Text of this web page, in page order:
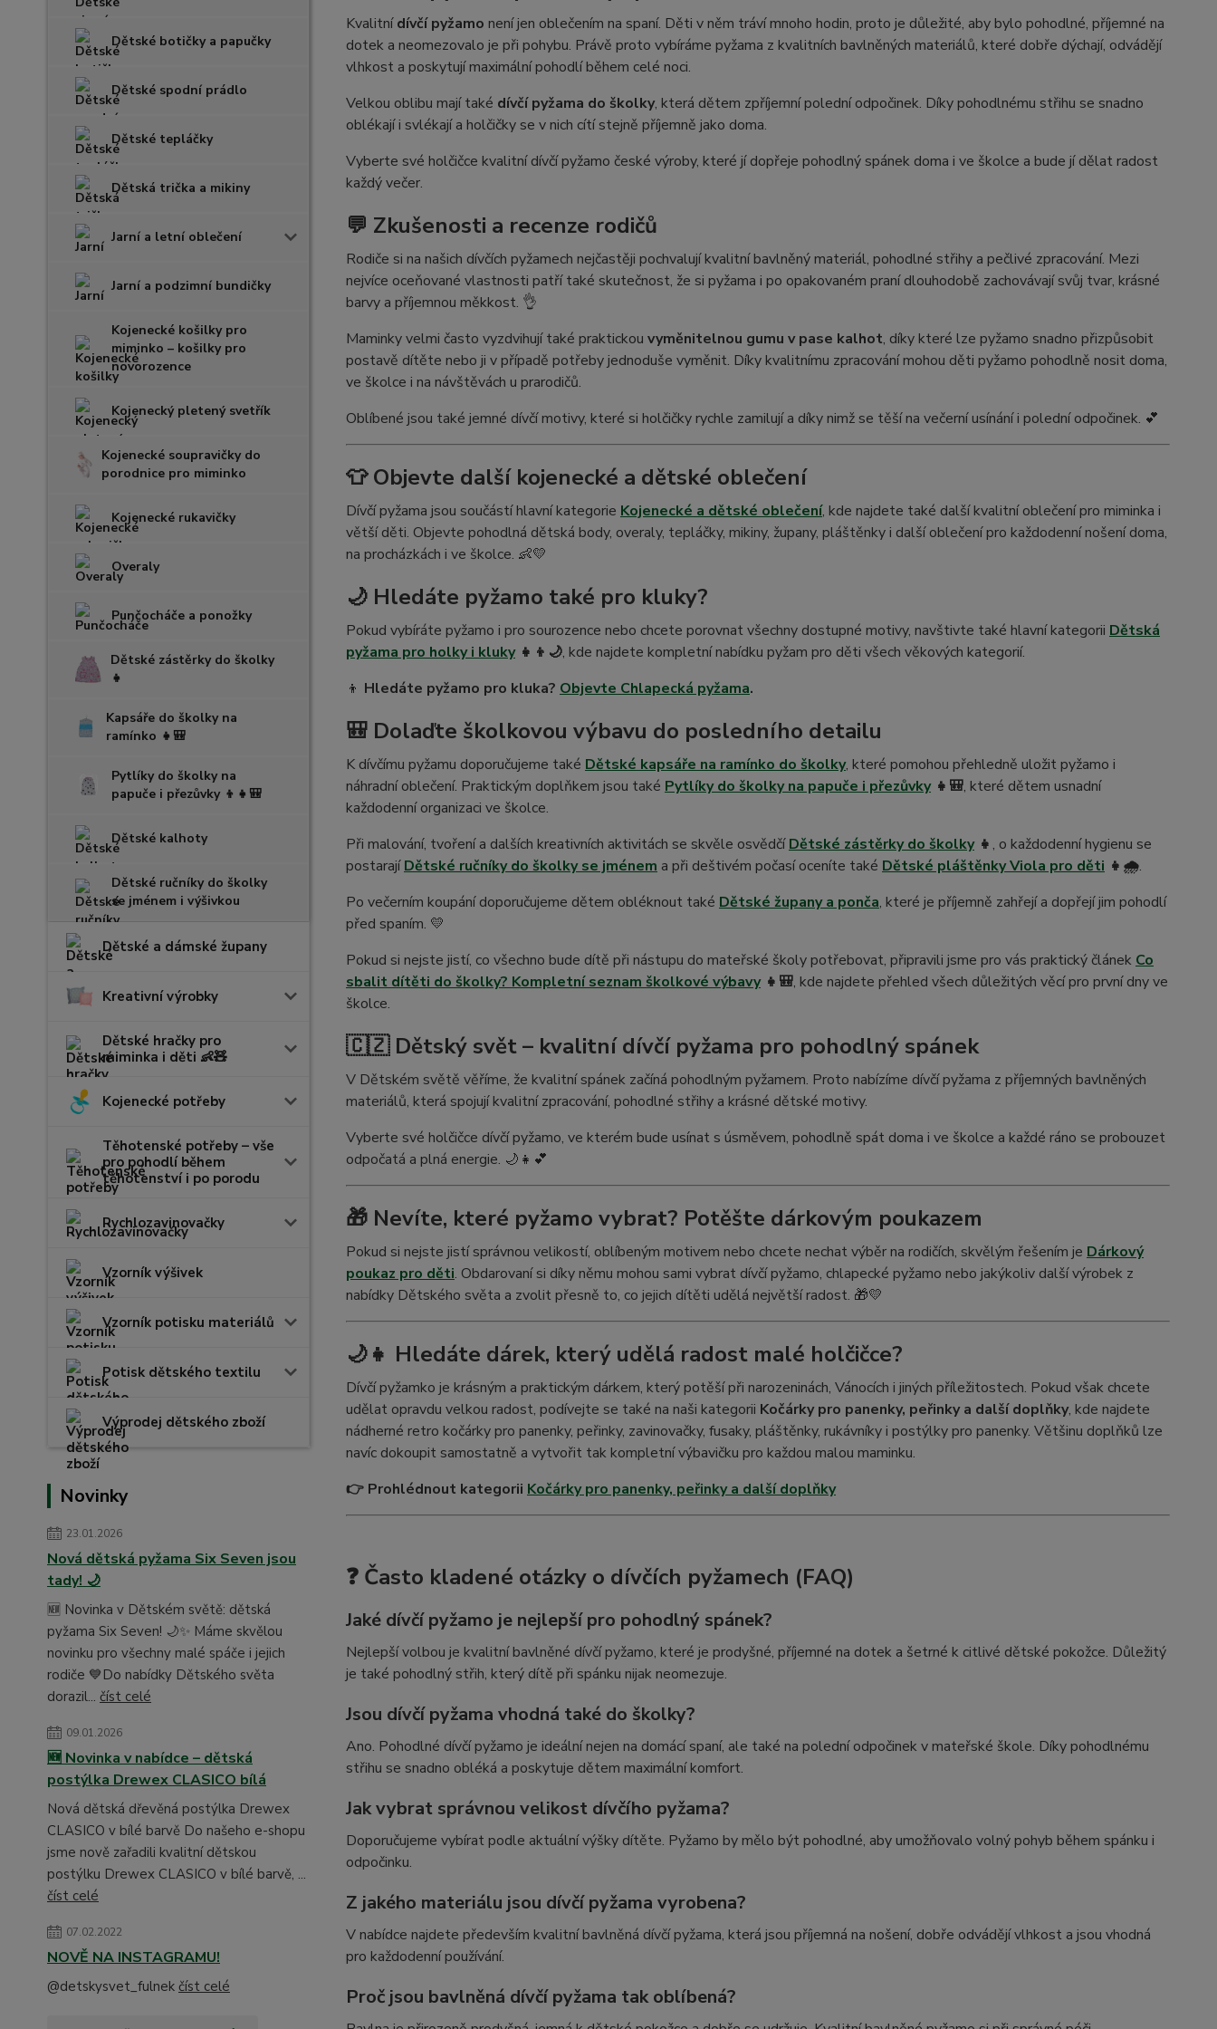
Dětské botičky a papučky
Dětské spodní prádlo
Dětské tepláčky
Dětská trička a mikiny
Jarní a letní oblečení
Jarní a podzimní bundičky
Kojenecké košilky pro
miminko – košilky pro
novorozence
Kojenecký pletený svetřík
Kojenecké soupravičky do
porodnice pro miminko
Kojenecké rukavičky
Overaly
Punčocháče a ponožky
Dětské zástěrky do školky
👧
Kapsáře do školky na
ramínko 👧🎒
Pytlíky do školky na
papuče i přezůvky 👦👧🎒
Dětské kalhoty
Dětské ručníky do školky
se jménem i výšivkou
Dětské a dámské župany
Kreativní výrobky
Dětské hračky pro
miminka i děti 👶🧸
Kojenecké potřeby
Těhotenské potřeby – vše
pro pohodlí během
těhotenství i po porodu
Rychlozavinovačky
Vzorník výšivek
Vzorník potisku materiálů
Potisk dětského textilu
Výprodej dětského zboží
Novinky
23.01.2026
Nová dětská pyžama Six Seven jsou
tady! 🌙
🆕 Novinka v Dětském světě: dětská
pyžama Six Seven! 🌙✨ Máme skvělou
novinku pro všechny malé spáče i jejich
rodiče 💙Do nabídky Dětského světa
dorazil... číst celé
09.01.2026
🆕 Novinka v nabídce – dětská
postýlka Drewex CLASICO bílá
Nová dětská dřevěná postýlka Drewex
CLASICO v bílé barvě Do našeho e-shopu
jsme nově zařadili kvalitní dětskou
postýlku Drewex CLASICO v bílé barvě, ...
číst celé
07.02.2022
NOVĚ NA INSTAGRAMU!
@detskysvet_fulnek číst celé
Kvalitnídívčí pyžamo není jen oblečením na spaní. Děti v něm tráví mnoho hodin, proto je důležité, aby bylo pohodlné, příjemné na
dotek a neomezovalo je při pohybu. Právě proto vybíráme pyžama z kvalitních bavlněných materiálů, které dobře dýchají, odvádějí
vlhkost a poskytují maximální pohodlí během celé noci.
Velkou oblibu mají také dívčí pyžama do školky, která dětem zpříjemní polední odpočinek. Díky pohodlnému střihu se snadno
oblékají i svlékají a holčičky se v nich cítí stejně příjemně jako doma.
Vyberte své holčičce kvalitní dívčí pyžamo české výroby, které jí dopřeje pohodlný spánek doma i ve školce a bude jí dělat radost
každý večer.
💬 Zkušenosti a recenze rodičů
Rodiče si na našich dívčích pyžamech nejčastěji pochvalují kvalitní bavlněný materiál, pohodlné střihy a pečlivé zpracování. Mezi
nejvíce oceňované vlastnosti patří také skutečnost, že si pyžama i po opakovaném praní dlouhodobě zachovávají svůj tvar, krásné
barvy a příjemnou měkkost. 👌
Maminky velmi často vyzdvihují také praktickou vyměnitelnou gumu v pase kalhot, díky které lze pyžamo snadno přizpůsobit
postavě dítěte nebo ji v případě potřeby jednoduše vyměnit. Díky kvalitnímu zpracování mohou děti pyžamo pohodlně nosit doma,
ve školce i na návštěvách u prarodičů.
Oblíbené jsou také jemné dívčí motivy, které si holčičky rychle zamilují a díky nimž se těší na večerní usínání i polední odpočinek. 💕
👕 Objevte další kojenecké a dětské oblečení
Dívčí pyžama jsou součástí hlavní kategorie Kojenecké a dětské oblečení, kde najdete také další kvalitní oblečení pro miminka i
větší děti. Objevte pohodlná dětská body, overaly, tepláčky, mikiny, župany, pláštěnky i další oblečení pro každodenní nošení doma,
na procházkách i ve školce. 👶💛
🌙 Hledáte pyžamo také pro kluky?
Pokud vybíráte pyžamo i pro sourozence nebo chcete porovnat všechny dostupné motivy, navštivte také hlavní kategorii Dětská
pyžama pro holky i kluky👧👦🌙, kde najdete kompletní nabídku pyžam pro děti všech věkových kategorií.
👦 Hledáte pyžamo pro kluka? Objevte Chlapecká pyžama.
🎒 Dolaďte školkovou výbavu do posledního detailu
K dívčímu pyžamu doporučujeme také Dětské kapsáře na ramínko do školky, které pomohou přehledně uložit pyžamo i
náhradní oblečení. Praktickým doplňkem jsou také Pytlíky do školky na papuče i přezůvky👧🎒, které dětem usnadní
každodenní organizaci ve školce.
Při malování, tvoření a dalších kreativních aktivitách se skvěle osvědčíDětské zástěrky do školky👧, o každodenní hygienu se
postarajíDětské ručníky do školky se jménem a při deštivém počasí oceníte také Dětské pláštěnky Viola pro děti 👧🌧️.
Po večerním koupání doporučujeme dětem obléknout také Dětské župany a ponča, které je příjemně zahřejí a dopřejí jim pohodlí
před spaním. 💛
Pokud si nejste jistí, co všechno bude dítě při nástupu do mateřské školy potřebovat, připravili jsme pro vás praktický článek Co
sbalit dítěti do školky? Kompletní seznam školkové výbavy👧🎒, kde najdete přehled všech důležitých věcí pro první dny ve
školce.
🇨🇿 Dětský svět – kvalitní dívčí pyžama pro pohodlný spánek
V Dětském světě věříme, že kvalitní spánek začíná pohodlným pyžamem. Proto nabízíme dívčí pyžama z příjemných bavlněných
materiálů, která spojují kvalitní zpracování, pohodlné střihy a krásné dětské motivy.
Vyberte své holčičce dívčí pyžamo, ve kterém bude usínat s úsměvem, pohodlně spát doma i ve školce a každé ráno se probouzet
odpočatá a plná energie. 🌙👧💕
🎁 Nevíte, které pyžamo vybrat? Potěšte dárkovým poukazem
Pokud si nejste jistí správnou velikostí, oblíbeným motivem nebo chcete nechat výběr na rodičích, skvělým řešením je Dárkový
poukaz pro děti. Obdarovaní si díky němu mohou sami vybrat dívčí pyžamo, chlapecké pyžamo nebo jakýkoliv další výrobek z
nabídky Dětského světa a zvolit přesně to, co jejich dítěti udělá největší radost. 🎁💛
🌙👧 Hledáte dárek, který udělá radost malé holčičce?
Dívčí pyžamko je krásným a praktickým dárkem, který potěší při narozeninách, Vánocích i jiných příležitostech. Pokud však chcete
udělat opravdu velkou radost, podívejte se také na naši kategorii Kočárky pro panenky, peřinky a další doplňky, kde najdete
nádherné retro kočárky pro panenky, peřinky, zavinovačky, fusaky, pláštěnky, rukávníky i postýlky pro panenky. Většinu doplňků lze
navíc dokoupit samostatně a vytvořit tak kompletní výbavičku pro každou malou maminku.
👉 Prohlédnout kategorii Kočárky pro panenky, peřinky a další doplňky
❓ Často kladené otázky o dívčích pyžamech (FAQ)
Jaké dívčí pyžamo je nejlepší pro pohodlný spánek?
Nejlepší volbou je kvalitní bavlněné dívčí pyžamo, které je prodyšné, příjemné na dotek a šetrné k citlivé dětské pokožce. Důležitý
je také pohodlný střih, který dítě při spánku nijak neomezuje.
Jsou dívčí pyžama vhodná také do školky?
Ano. Pohodlné dívčí pyžamo je ideální nejen na domácí spaní, ale také na polední odpočinek v mateřské škole. Díky pohodlnému
střihu se snadno obléká a poskytuje dětem maximální komfort.
Jak vybrat správnou velikost dívčího pyžama?
Doporučujeme vybírat podle aktuální výšky dítěte. Pyžamo by mělo být pohodlné, aby umožňovalo volný pohyb během spánku i
odpočinku.
Z jakého materiálu jsou dívčí pyžama vyrobena?
V nabídce najdete především kvalitní bavlněná dívčí pyžama, která jsou příjemná na nošení, dobře odvádějí vlhkost a jsou vhodná
pro každodenní používání.
Proč jsou bavlněná dívčí pyžama tak oblíbená?